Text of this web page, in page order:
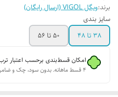
برند:ویگل VIGOL (ارسال رایگان)
سایز بندی
38 تا 48
50 تا 56
امکان قسط‌بندی برحسب اعتبار
۴ قسط ماهانه. بدون سود، چک و ضامن.